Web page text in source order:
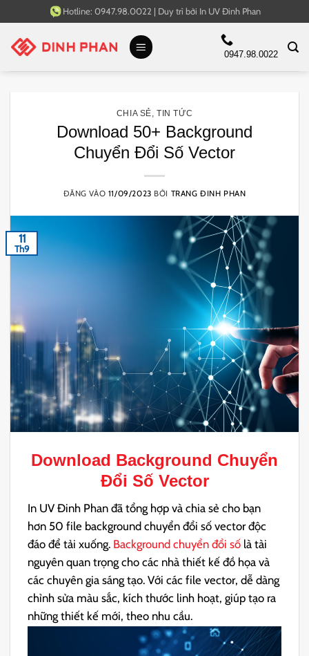
qua
nội
Hotline: 0947.98.0022 | Duy trì bởi In UV Đinh Phan
0947.98.0022
CHIA SẺ ,TIN TỨC
Download 50+ Background
Chuyển Đổi Số Vector
ĐĂNG VÀO 11/09/2023 BỞI TRANG ĐINH PHAN
11
Th9
Download Background Chuyển
Đổi Số Vector
In UV Đinh Phan đã tổng hợp và chia sẻ cho bạn
hơn 50 file background chuyển đổi số vector độc
đáo để tải xuống. Background chuyển đổi số là tài
nguyên quan trọng cho các nhà thiết kế đồ họa và
các chuyên gia sáng tạo. Với các file vector, dễ dàng
chỉnh sửa màu sắc, kích thước linh hoạt, giúp tạo ra
những thiết kế mới, theo nhu cầu.